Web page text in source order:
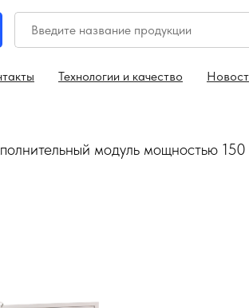
Технологии и качество
модуль мощностью